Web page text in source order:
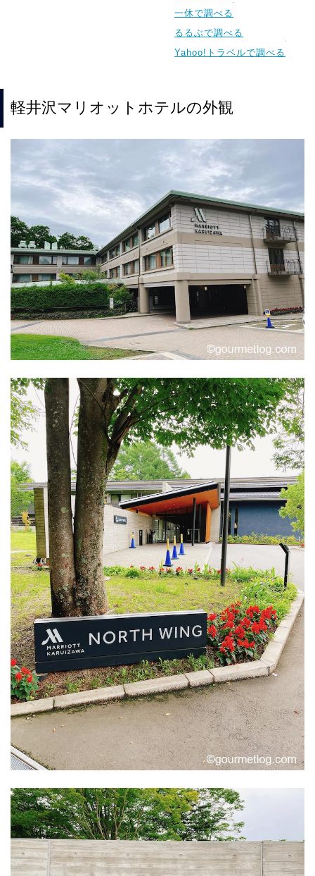
一休で調べる
るるぶで調べる
Yahoo!トラベルで調べる
軽井沢マリオットホテルの外観